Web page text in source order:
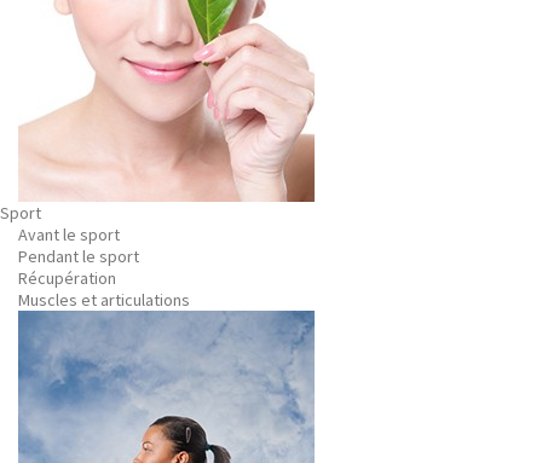
Sport
Avant le sport
Pendant le sport
Récupération
Muscles et articulations